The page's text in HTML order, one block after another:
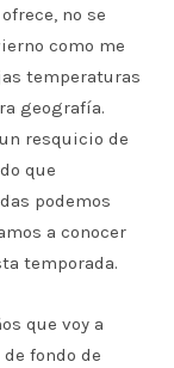
no se
como me
temperaturas
geografía.
resquicio de
que
podemos
a conocer
temporada.
que voy a
fondo de